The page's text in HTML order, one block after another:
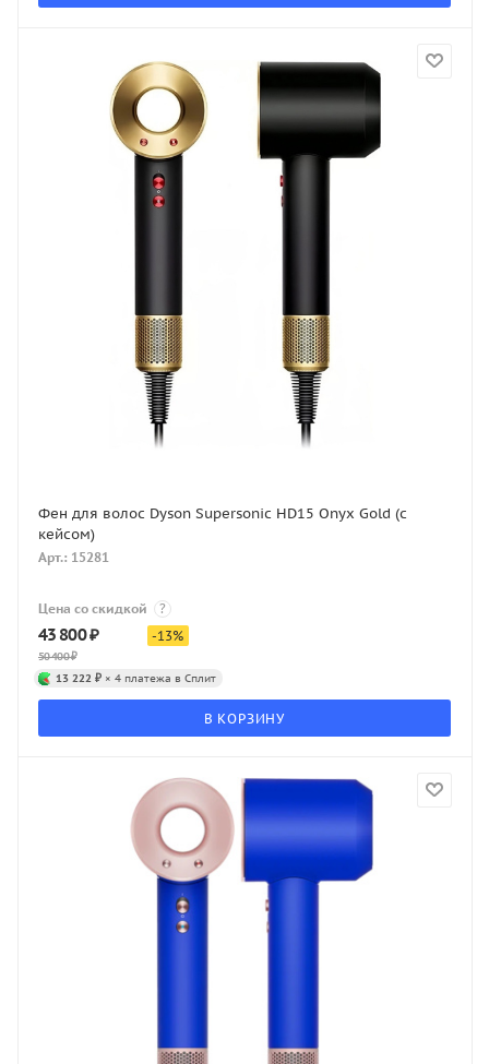
Фен для волос Dyson Supersonic HD15 Onyx Gold (с
кейсом)
Арт.: 15281
Цена со скидкой ?
43 800₽
50 400₽
-13%
13 222 ₽ × 4 платежа в Сплит
В КОРЗИНУ